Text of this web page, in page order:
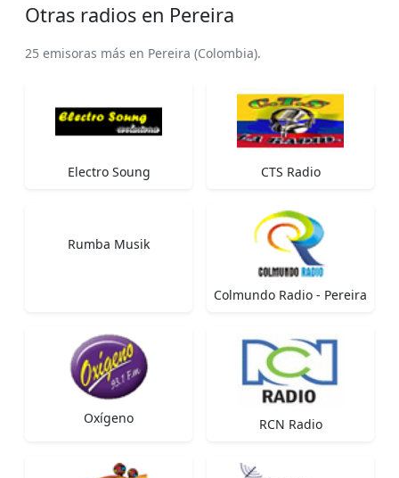
Otras radios en Pereira
25 emisoras más en Pereira (Colombia).
Electro Soung CTS Radio
Rumba Musik
Colmundo Radio - Pereira
Oxígeno RCN Radio